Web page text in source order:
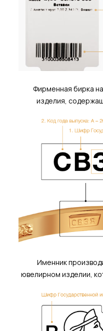
Фирменная бирка
изделия,
Именник
ювелирном изделии,